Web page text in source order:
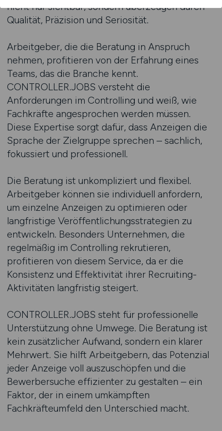
nicht nur sichtbar, sondern überzeugen durch
Qualität, Präzision und Seriosität.
Arbeitgeber, die die Beratung in Anspruch
nehmen, profitieren von der Erfahrung eines
Teams, das die Branche kennt.
CONTROLLER.JOBS versteht die
Anforderungen im Controlling und weiß, wie
Fachkräfte angesprochen werden müssen.
Diese Expertise sorgt dafür, dass Anzeigen die
Sprache der Zielgruppe sprechen – sachlich,
fokussiert und professionell.
Die Beratung ist unkompliziert und flexibel.
Arbeitgeber können sie individuell anfordern,
um einzelne Anzeigen zu optimieren oder
langfristige Veröffentlichungsstrategien zu
entwickeln. Besonders Unternehmen, die
regelmäßig im Controlling rekrutieren,
profitieren von diesem Service, da er die
Konsistenz und Effektivität ihrer Recruiting-
Aktivitäten langfristig steigert.
CONTROLLER.JOBS steht für professionelle
Unterstützung ohne Umwege. Die Beratung ist
kein zusätzlicher Aufwand, sondern ein klarer
Mehrwert. Sie hilft Arbeitgebern, das Potenzial
jeder Anzeige voll auszuschöpfen und die
Bewerbersuche effizienter zu gestalten – ein
Faktor, der in einem umkämpften
Fachkräfteumfeld den Unterschied macht.